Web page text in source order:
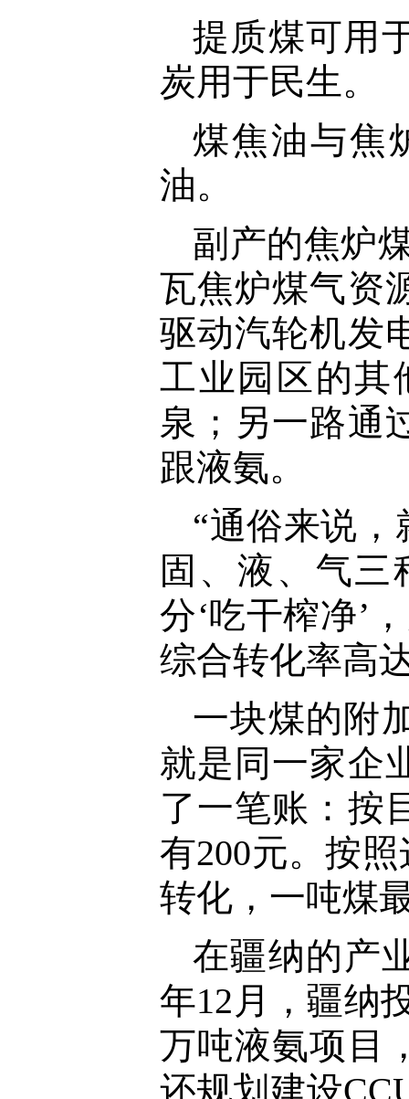
提质煤可用
炭用于民生。
煤焦油与焦
油。
副产的焦炉
瓦焦炉煤气资
驱动汽轮机发
工业园区的其
泉；另一路通
跟液氨。
“通俗来说
固、液、气
分‘吃干榨净
综合转化率高
一块煤的附
就是同一家企
了一笔账：按
有200元。按
转化，一吨煤
在疆纳的产
年12月，疆纳
万吨液氨项目
还规划建设